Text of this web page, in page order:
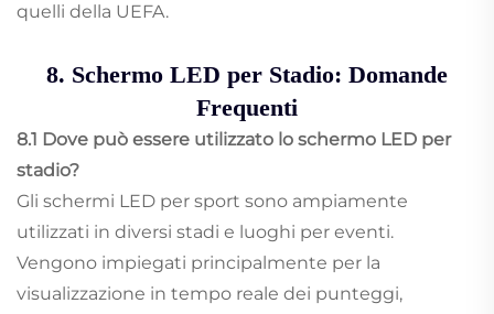
quelli della UEFA.
8. Schermo LED per Stadio: Domande
Frequenti
8.1 Dove può essere utilizzato lo schermo LED per
stadio?
Gli schermi LED per sport sono ampiamente
utilizzati in diversi stadi e luoghi per eventi.
Vengono impiegati principalmente per la
visualizzazione in tempo reale dei punteggi,